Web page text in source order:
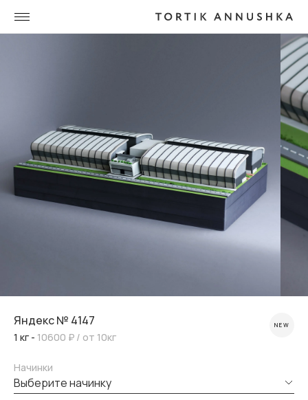
Яндекс № 4147
1 кг - 10600 ₽ / от 10кг
NEW
Начинки
выберите начинку